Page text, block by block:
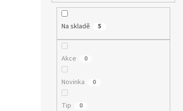
Na skladě 5
Akce 0
Novinka 0
Tip 0